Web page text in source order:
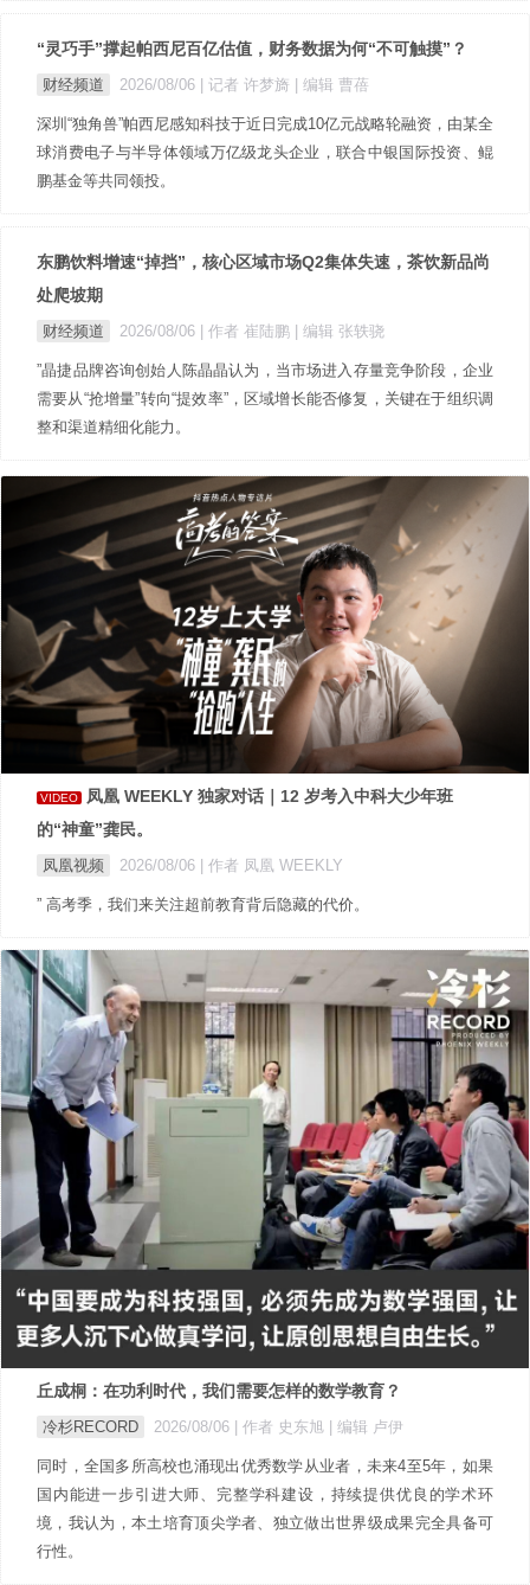
“灵巧手”撑起帕西尼百亿估值，财务数据为何“不可触摸”？
财经频道 2026/08/06 | 记者 许梦旖 | 编辑 曹蓓
深圳“独角兽”帕西尼感知科技于近日完成10亿元战略轮融资，由某全
球消费电子与半导体领域万亿级龙头企业，联合中银国际投资、鲲
鹏基金等共同领投。
东鹏饮料增速“掉挡”，核心区域市场Q2集体失速，茶饮新品尚
处爬坡期
财经频道 2026/08/06 | 作者 崔陆鹏 | 编辑 张轶骁
”晶捷品牌咨询创始人陈晶晶认为，当市场进入存量竞争阶段，企业
需要从“抢增量”转向“提效率”，区域增长能否修复，关键在于组织调
整和渠道精细化能力。
VIDEO
凤凰 WEEKLY 独家对话｜12 岁考入中科大少年班
的“神童”龚民。
凤凰视频 2026/08/06 | 作者 凤凰 WEEKLY
” 高考季，我们来关注超前教育背后隐藏的代价。
丘成桐：在功利时代，我们需要怎样的数学教育？
冷杉RECORD 2026/08/06 | 作者 史东旭 | 编辑 卢伊
同时，全国多所高校也涌现出优秀数学从业者，未来4至5年，如果
国内能进一步引进大师、完整学科建设，持续提供优良的学术环
境，我认为，本土培育顶尖学者、独立做出世界级成果完全具备可
行性。